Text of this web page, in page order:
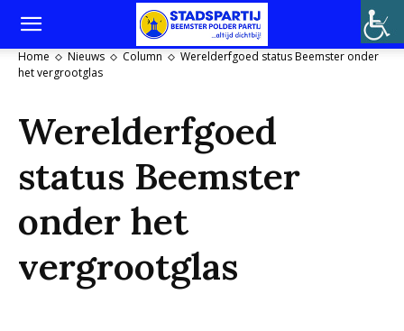
Home Nieuws Column
Werelderfgoed status Beemster onder
het vergrootglas
Werelderfgoed
status Beemster
onder het
vergrootglas